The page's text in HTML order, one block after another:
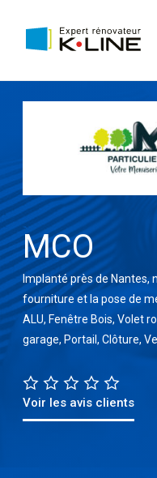
MCO
Implanté près de Nantes,
fourniture et la pose de
ALU, Fenêtre Bois, Volet
garage, Portail, Clôture,
Voir les avis clients